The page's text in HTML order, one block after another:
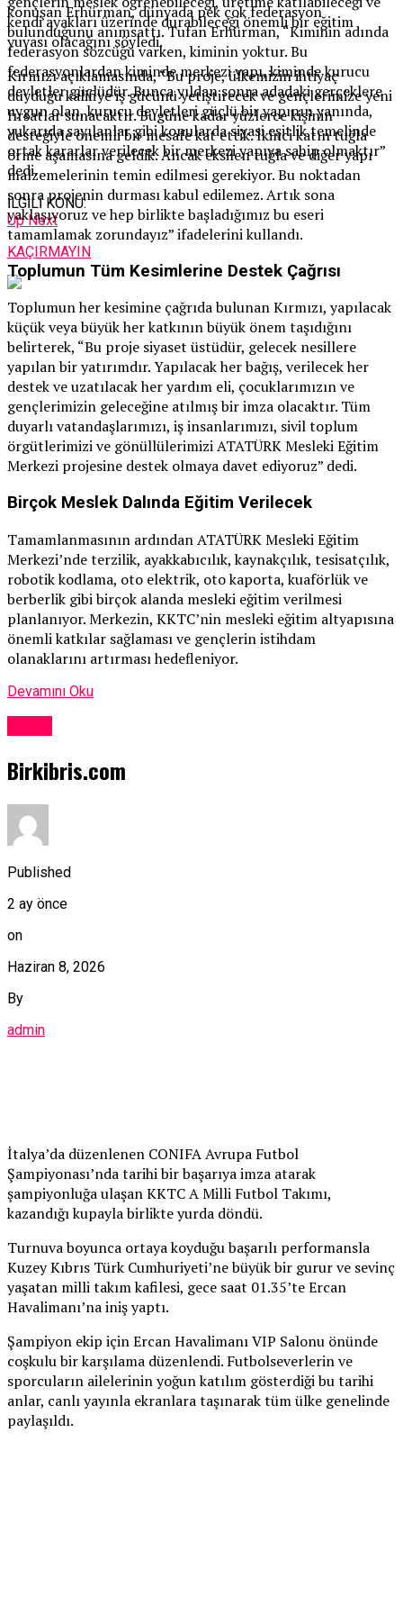
konuşan Erhürman, dünyada pek çok federasyon
bulunduğunu anımsattı. Tufan Erhürman, “Kiminin adında
federasyon sözcüğü varken, kiminin yoktur. Bu
federasyonlardan kiminde merkezi yapı, kiminde kurucu
devletler güçlüdür. Bunca yıldan sonra adadaki gerçeklere
uygun olan, kurucu devletleri güçlü bir yapının yanında,
yukarıda sayılanlar gibi konularda siyasi eşitlik temelinde
ortak kararlar verilecek bir merkezi yapıya sahip olmaktır”
dedi.
İLGİLİ KONU:
Up Next
KAÇIRMAYIN
kendi ayakları üzerinde durabileceği önemli bir eğitim
yuvası olacağını söyledi.
Kırmızı açıklamasında, “Bu proje, ülkemizin ihtiyaç
duyduğu kalifiye iş gücünü yetiştirecek ve gençlerimize yeni
fırsatlar sunacaktır. Bugüne kadar yüzlerce kişinin
desteğiyle önemli bir mesafe kat ettik. İkinci katın tuğla
örme aşamasına geldik. Ancak eksilen tuğla ve diğer yapı
malzemelerinin temin edilmesi gerekiyor. Bu noktadan
sonra projenin durması kabul edilemez. Artık sona
yaklaşıyoruz ve hep birlikte başladığımız bu eseri
tamamlamak zorundayız” ifadelerini kullandı.
Toplumun Tüm Kesimlerine Destek Çağrısı
Toplumun her kesimine çağrıda bulunan Kırmızı, yapılacak
küçük veya büyük her katkının büyük önem taşıdığını
belirterek, “Bu proje siyaset üstüdür, gelecek nesillere
yapılan bir yatırımdır. Yapılacak her bağış, verilecek her
destek ve uzatılacak her yardım eli, çocuklarımızın ve
gençlerimizin geleceğine atılmış bir imza olacaktır. Tüm
duyarlı vatandaşlarımızı, iş insanlarımızı, sivil toplum
örgütlerimizi ve gönüllülerimizi ATATÜRK Mesleki Eğitim
Merkezi projesine destek olmaya davet ediyoruz” dedi.
Birçok Meslek Dalında Eğitim Verilecek
Tamamlanmasının ardından ATATÜRK Mesleki Eğitim
Merkezi’nde terzilik, ayakkabıcılık, kaynakçılık, tesisatçılık,
robotik kodlama, oto elektrik, oto kaporta, kuaförlük ve
berberlik gibi birçok alanda mesleki eğitim verilmesi
planlanıyor. Merkezin, KKTC’nin mesleki eğitim altyapısına
önemli katkılar sağlaması ve gençlerin istihdam
olanaklarını artırması hedefleniyor.
Devamını Oku
Birkibris.com
Published
2 ay önce
on
Haziran 8, 2026
By
admin
İtalya’da düzenlenen CONIFA Avrupa Futbol
Şampiyonası’nda tarihi bir başarıya imza atarak
şampiyonluğa ulaşan KKTC A Milli Futbol Takımı,
kazandığı kupayla birlikte yurda döndü.
Turnuva boyunca ortaya koyduğu başarılı performansla
Kuzey Kıbrıs Türk Cumhuriyeti’ne büyük bir gurur ve sevinç
yaşatan milli takım kafilesi, gece saat 01.35’te Ercan
Havalimanı’na iniş yaptı.
Şampiyon ekip için Ercan Havalimanı VIP Salonu önünde
coşkulu bir karşılama düzenlendi. Futbolseverlerin ve
sporcuların ailelerinin yoğun katılım gösterdiği bu tarihi
anlar, canlı yayınla ekranlara taşınarak tüm ülke genelinde
paylaşıldı.